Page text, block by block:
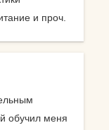
и проч.
обучил меня